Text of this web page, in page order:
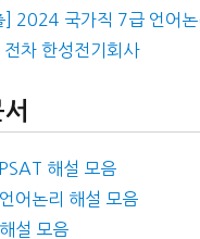
] 2024 국가직 7급 언어
전차 한성전기회사
해설 모음
어논리 해설 모음
설 모음